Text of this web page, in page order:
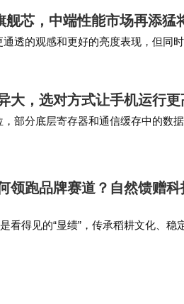
芯，中端性能市场再添猛
透的观感和更好的亮度表现，但同
旗舰，起售价大概率会是在3000元
大，选对方式让手机运行更
部分底层寄存器和通信缓存中的数
增等较为顽固的问题，则建议采用
领跑品牌赛道？自然馈赠
看得见的“显绩”，传承稻耕文化、
费者可线上实时查…